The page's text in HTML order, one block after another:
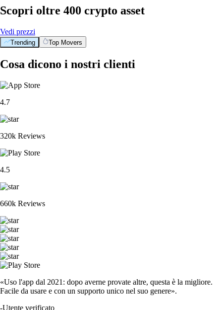
Scopri oltre 400 crypto asset
Vedi prezzi
Trending Top Movers
Cosa dicono i nostri clienti
4.7
320k Reviews
4.5
660k Reviews
«Uso l'app dal 2021: dopo averne provate altre, questa è la migliore.
Facile da usare e con un supporto unico nel suo genere».
-Utente verificato